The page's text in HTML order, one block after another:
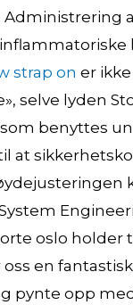
Administrering
strap on er
selve lyden
benyttes
at
oslo holder
en
pynte opp